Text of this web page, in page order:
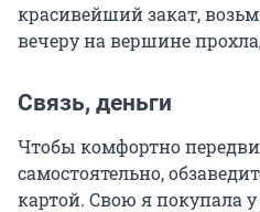
красивейший закат,
вечеру на вершине
Связь, деньги
Чтобы комфортно
самостоятельно,
картой. Свою я покупала у